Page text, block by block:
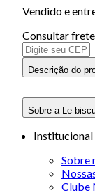
Vendido e
Consultar
Descrição do
Sobre a Le
Institucional
Sobre
Clube